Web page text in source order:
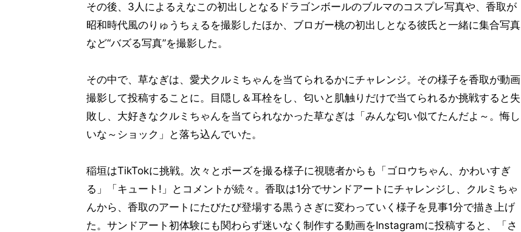
その後、3人によるえなこの初出しとなるドラゴンボールのブルマのコスプレ写真や、香取が
昭和時代風のりゅうちぇるを撮影したほか、ブロガー桃の初出しとなる彼氏と一緒に集合写真
など“バズる写真”を撮影した。
その中で、草なぎは、愛犬クルミちゃんを当てられるかにチャレンジ。その様子を香取が動画
撮影して投稿することに。目隠し＆耳栓をし、匂いと肌触りだけで当てられるか挑戦すると失
敗し、大好きなクルミちゃんを当てられなかった草なぎは「みんな匂い似てたんだよ～。悔し
いな～ショック」と落ち込んでいた。
稲垣はTikTokに挑戦。次々とポーズを撮る様子に視聴者からも「ゴロウちゃん、かわいすぎ
る」「キュート!」とコメントが続々。香取は1分でサンドアートにチャレンジし、クルミちゃ
んから、香取のアートにたびたび登場する黒うさぎに変わっていく様子を見事1分で描き上げ
た。サンドアート初体験にも関わらず迷いなく制作する動画をInstagramに投稿すると、「さ